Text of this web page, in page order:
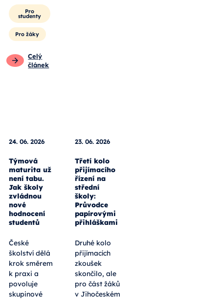
Pro
studenty
Pro žáky
Celý
článek
24. 06. 2026
Týmová
maturita už
není tabu.
Jak školy
zvládnou
nové
hodnocení
studentů
České
školství dělá
krok směrem
k praxi a
povoluje
skupinové
23. 06. 2026
Třetí kolo
přijímacího
řízení na
střední
školy:
Průvodce
papírovými
přihláškami
Druhé kolo
přijímacích
zkoušek
skončilo, ale
pro část žáků
v Jihočeském